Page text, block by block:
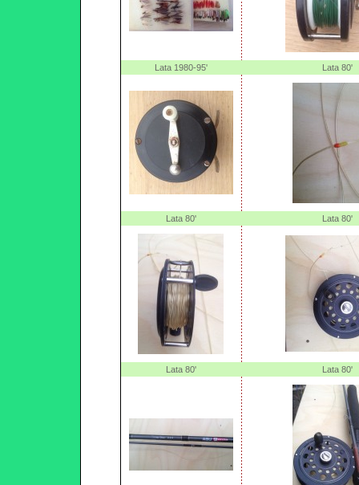
Lata 1980-95' Lata 80'
Lata 80' Lata 80'
Lata 80' Lata 80'